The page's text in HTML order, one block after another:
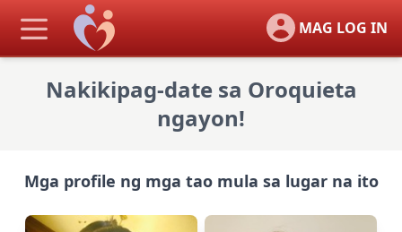
MAG LOG IN
Nakikipag-date sa Oroquieta
ngayon!
Mga profile ng mga tao mula sa lugar na ito